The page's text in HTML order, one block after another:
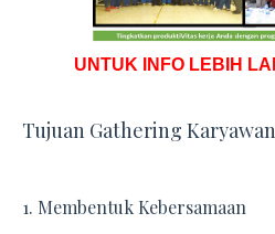
UNTUK INFO LEBIH
Tujuan Gathering
1. Membentuk Kebersamaan